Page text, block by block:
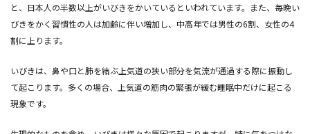
と、日本人の半数以上がいびきをかいているといわれています。また、毎晩い
びきをかく習慣性の人は加齢に伴い増加し、中高年では男性の6割、女性の4
割に上ります。
いびきは、鼻や口と肺を結ぶ上気道の狭い部分を気流が通過する際に振動し
て起こります。多くの場合、上気道の筋肉の緊張が緩む睡眠中だけに起こる
現象です。